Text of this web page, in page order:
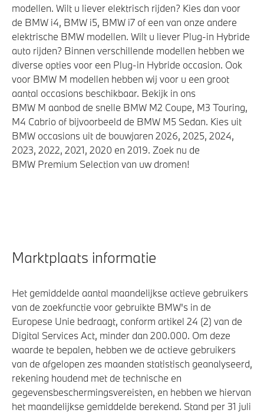
modellen. Wilt u liever elektrisch rijden? Kies dan voor
de BMW i4, BMW i5, BMW i7 of een van onze andere
elektrische BMW modellen. Wilt u liever Plug-in Hybride
auto rijden? Binnen verschillende modellen hebben we
diverse opties voor een Plug-in Hybride occasion. Ook
voor BMW M modellen hebben wij voor u een groot
aantal occasions beschikbaar. Bekijk in ons
BMW M aanbod de snelle BMW M2 Coupe, M3 Touring,
M4 Cabrio of bijvoorbeeld de BMW M5 Sedan. Kies uit
BMW occasions uit de bouwjaren 2026, 2025, 2024,
2023, 2022, 2021, 2020 en 2019. Zoek nu de
BMW Premium Selection van uw dromen!
Marktplaats informatie
Het gemiddelde aantal maandelijkse actieve gebruikers
van de zoekfunctie voor gebruikte BMW's in de
Europese Unie bedraagt, conform artikel 24 (2) van de
Digital Services Act, minder dan 200.000. Om deze
waarde te bepalen, hebben we de actieve gebruikers
van de afgelopen zes maanden statistisch geanalyseerd,
rekening houdend met de technische en
gegevensbeschermingsvereisten, en hebben we hiervan
het maandelijkse gemiddelde berekend. Stand per 31 juli